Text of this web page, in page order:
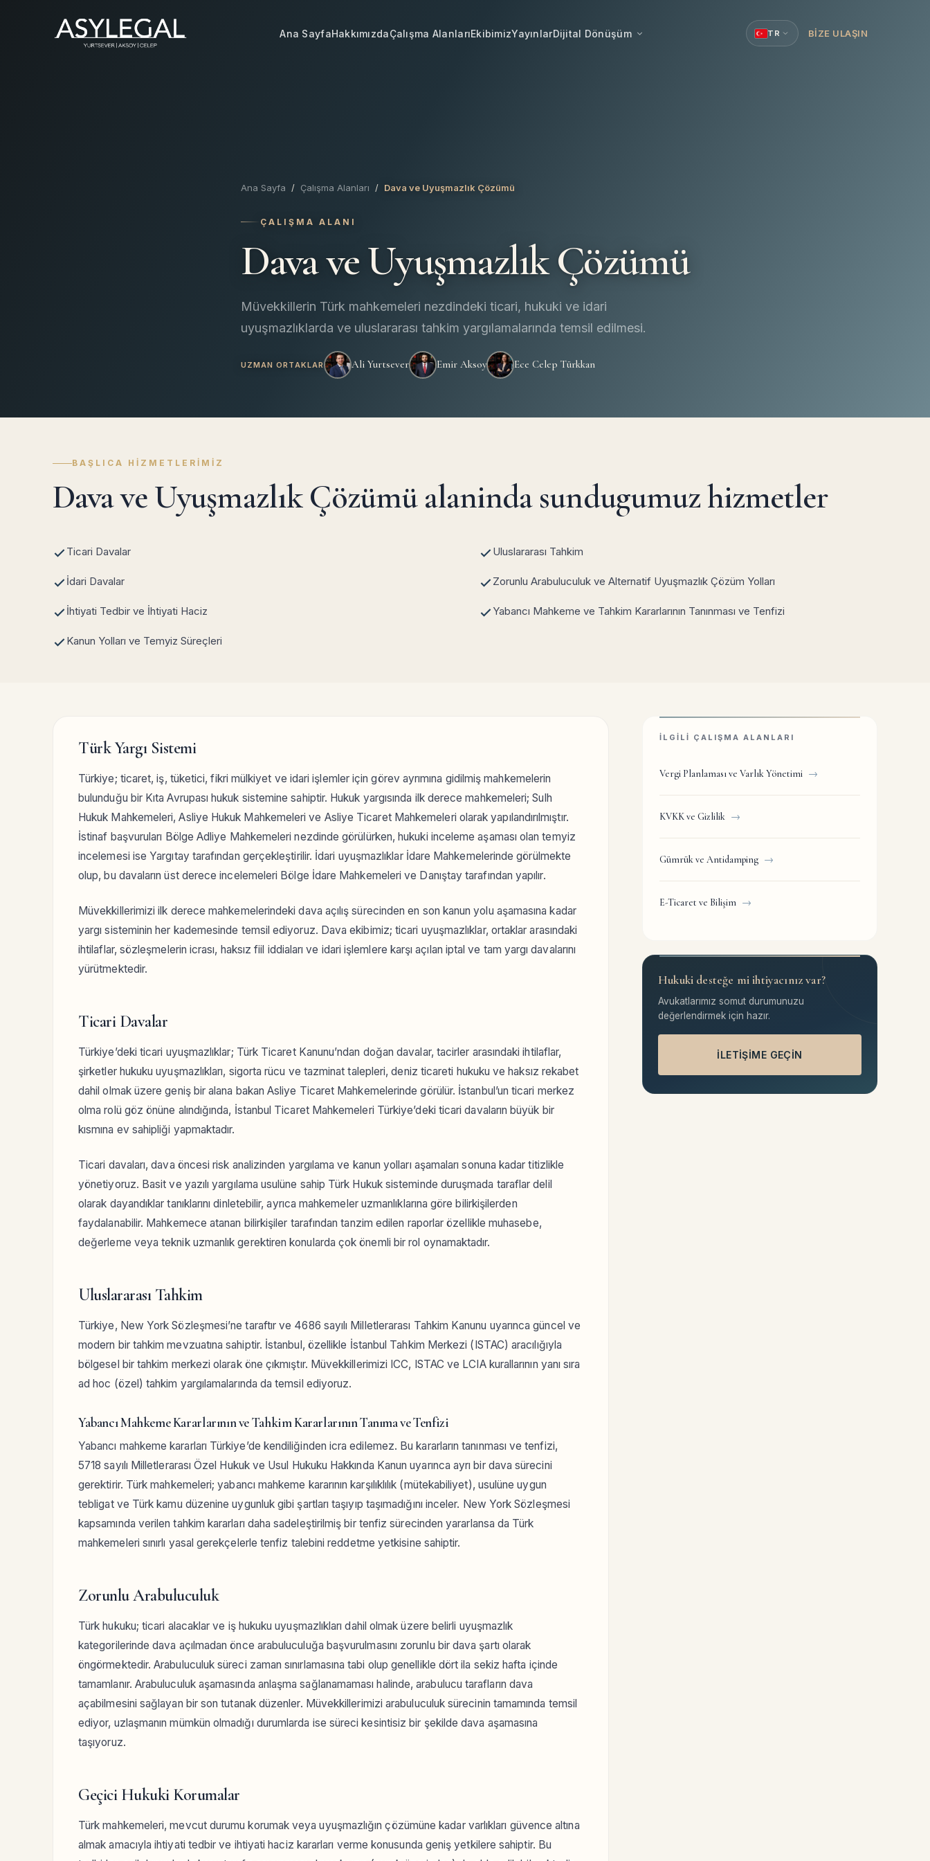
Ana SayfaHakkımızdaÇalışma AlanlarıEkibimizYayınlarDijital Dönüşüm TR BIZE ULAŞIN
Ana Sayfa / Çalışma Alanları / Dava ve Uyuşmazlık Çözümü
ÇALIŞMA ALANI
Dava ve Uyuşmazlık Çözümü
Müvekkillerin Türk mahkemeleri nezdindeki ticari, hukuki ve idari
uyuşmazlıklarda ve uluslararası tahkim yargılamalarında temsil edilmesi.
UZMAN ORTAKLAR Ali Yurtsever Emir Aksoy Ece Celep Türkkan
BAŞLICA HIZMETLERIMIZ
Dava ve Uyuşmazlık Çözümü alaninda sundugumuz hizmetler
Ticari Davalar Uluslararası Tahkim
İdari Davalar Zorunlu Arabuluculuk ve Alternatif Uyuşmazlık Çözüm Yolları
İhtiyati Tedbir ve İhtiyati Haciz Yabancı Mahkeme ve Tahkim Kararlarının Tanınması ve Tenfizi
Kanun Yolları ve Temyiz Süreçleri
Türk Yargı Sistemi
Türkiye; ticaret, iş, tüketici, fikri mülkiyet ve idari işlemler için görev ayrımına gidilmiş mahkemelerin
bulunduğu bir Kıta Avrupası hukuk sistemine sahiptir. Hukuk yargısında ilk derece mahkemeleri; Sulh
Hukuk Mahkemeleri, Asliye Hukuk Mahkemeleri ve Asliye Ticaret Mahkemeleri olarak yapılandırılmıştır.
İstinaf başvuruları Bölge Adliye Mahkemeleri nezdinde görülürken, hukuki inceleme aşaması olan temyiz
incelemesi ise Yargıtay tarafından gerçekleştirilir. İdari uyuşmazlıklar İdare Mahkemelerinde görülmekte
olup, bu davaların üst derece incelemeleri Bölge İdare Mahkemeleri ve Danıştay tarafından yapılır.
Müvekkillerimizi ilk derece mahkemelerindeki dava açılış sürecinden en son kanun yolu aşamasına kadar
yargı sisteminin her kademesinde temsil ediyoruz. Dava ekibimiz; ticari uyuşmazlıklar, ortaklar arasındaki
ihtilaflar, sözleşmelerin icrası, haksız fiil iddiaları ve idari işlemlere karşı açılan iptal ve tam yargı davalarını
yürütmektedir.
Ticari Davalar
Türkiye’deki ticari uyuşmazlıklar; Türk Ticaret Kanunu’ndan doğan davalar, tacirler arasındaki ihtilaflar,
şirketler hukuku uyuşmazlıkları, sigorta rücu ve tazminat talepleri, deniz ticareti hukuku ve haksız rekabet
dahil olmak üzere geniş bir alana bakan Asliye Ticaret Mahkemelerinde görülür. İstanbul’un ticari merkez
olma rolü göz önüne alındığında, İstanbul Ticaret Mahkemeleri Türkiye’deki ticari davaların büyük bir
kısmına ev sahipliği yapmaktadır.
Ticari davaları, dava öncesi risk analizinden yargılama ve kanun yolları aşamaları sonuna kadar titizlikle
yönetiyoruz. Basit ve yazılı yargılama usulüne sahip Türk Hukuk sisteminde duruşmada taraflar delil
olarak dayandıklar tanıklarını dinletebilir, ayrıca mahkemeler uzmanlıklarına göre bilirkişilerden
faydalanabilir. Mahkemece atanan bilirkişiler tarafından tanzim edilen raporlar özellikle muhasebe,
değerleme veya teknik uzmanlık gerektiren konularda çok önemli bir rol oynamaktadır.
Uluslararası Tahkim
Türkiye, New York Sözleşmesi’ne taraftır ve 4686 sayılı Milletlerarası Tahkim Kanunu uyarınca güncel ve
modern bir tahkim mevzuatına sahiptir. İstanbul, özellikle İstanbul Tahkim Merkezi (ISTAC) aracılığıyla
bölgesel bir tahkim merkezi olarak öne çıkmıştır. Müvekkillerimizi ICC, ISTAC ve LCIA kurallarının yanı sıra
ad hoc (özel) tahkim yargılamalarında da temsil ediyoruz.
Yabancı Mahkeme Kararlarının ve Tahkim Kararlarının Tanıma ve Tenfizi
Yabancı mahkeme kararları Türkiye’de kendiliğinden icra edilemez. Bu kararların tanınması ve tenfizi,
5718 sayılı Milletlerarası Özel Hukuk ve Usul Hukuku Hakkında Kanun uyarınca ayrı bir dava sürecini
gerektirir. Türk mahkemeleri; yabancı mahkeme kararının karşılıklılık (mütekabiliyet), usulüne uygun
tebligat ve Türk kamu düzenine uygunluk gibi şartları taşıyıp taşımadığını inceler. New York Sözleşmesi
kapsamında verilen tahkim kararları daha sadeleştirilmiş bir tenfiz sürecinden yararlansa da Türk
mahkemeleri sınırlı yasal gerekçelerle tenfiz talebini reddetme yetkisine sahiptir.
Zorunlu Arabuluculuk
Türk hukuku; ticari alacaklar ve iş hukuku uyuşmazlıkları dahil olmak üzere belirli uyuşmazlık
kategorilerinde dava açılmadan önce arabuluculuğa başvurulmasını zorunlu bir dava şartı olarak
öngörmektedir. Arabuluculuk süreci zaman sınırlamasına tabi olup genellikle dört ila sekiz hafta içinde
tamamlanır. Arabuluculuk aşamasında anlaşma sağlanamaması halinde, arabulucu tarafların dava
açabilmesini sağlayan bir son tutanak düzenler. Müvekkillerimizi arabuluculuk sürecinin tamamında temsil
ediyor, uzlaşmanın mümkün olmadığı durumlarda ise süreci kesintisiz bir şekilde dava aşamasına
taşıyoruz.
Geçici Hukuki Korumalar
Türk mahkemeleri, mevcut durumu korumak veya uyuşmazlığın çözümüne kadar varlıkları güvence altına
almak amacıyla ihtiyati tedbir ve ihtiyati haciz kararları verme konusunda geniş yetkilere sahiptir. Bu
İLGILI ÇALIŞMA ALANLARI
Vergi Planlaması ve Varlık Yönetimi →
KVKK ve Gizlilik →
Gümrük ve Antidamping →
E-Ticaret ve Bilişim →
Hukuki desteğe mi ihtiyacınız var?
Avukatlarımız somut durumunuzu
değerlendirmek için hazır.
İLETIŞIME GEÇIN